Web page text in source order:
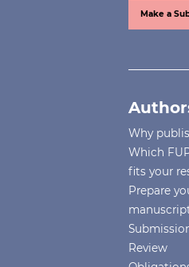
Make a
Why
Which
fits your
Prepare
Review